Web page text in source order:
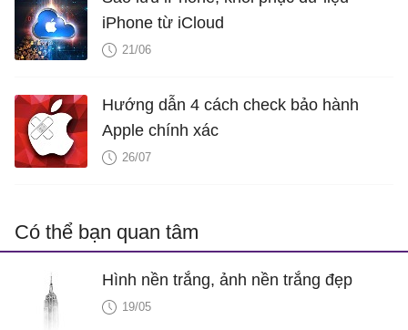
iPhone từ iCloud
21/06
Hướng dẫn 4 cách check bảo hành
Apple chính xác
26/07
Có thể bạn quan tâm
Hình nền trắng, ảnh nền trắng đẹp
19/05